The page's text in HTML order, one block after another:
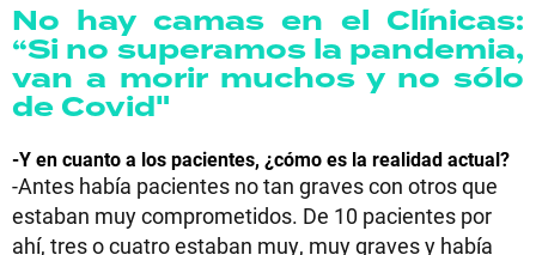
No hay camas en el Clínicas:
“Si no superamos la pandemia,
van a morir muchos y no sólo
de Covid"
-Y en cuanto a los pacientes, ¿cómo es la realidad actual?
-Antes había pacientes no tan graves con otros que
estaban muy comprometidos. De 10 pacientes por
ahí, tres o cuatro estaban muy, muy graves y había